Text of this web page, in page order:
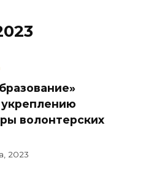
укреплению
волонтерских
2023